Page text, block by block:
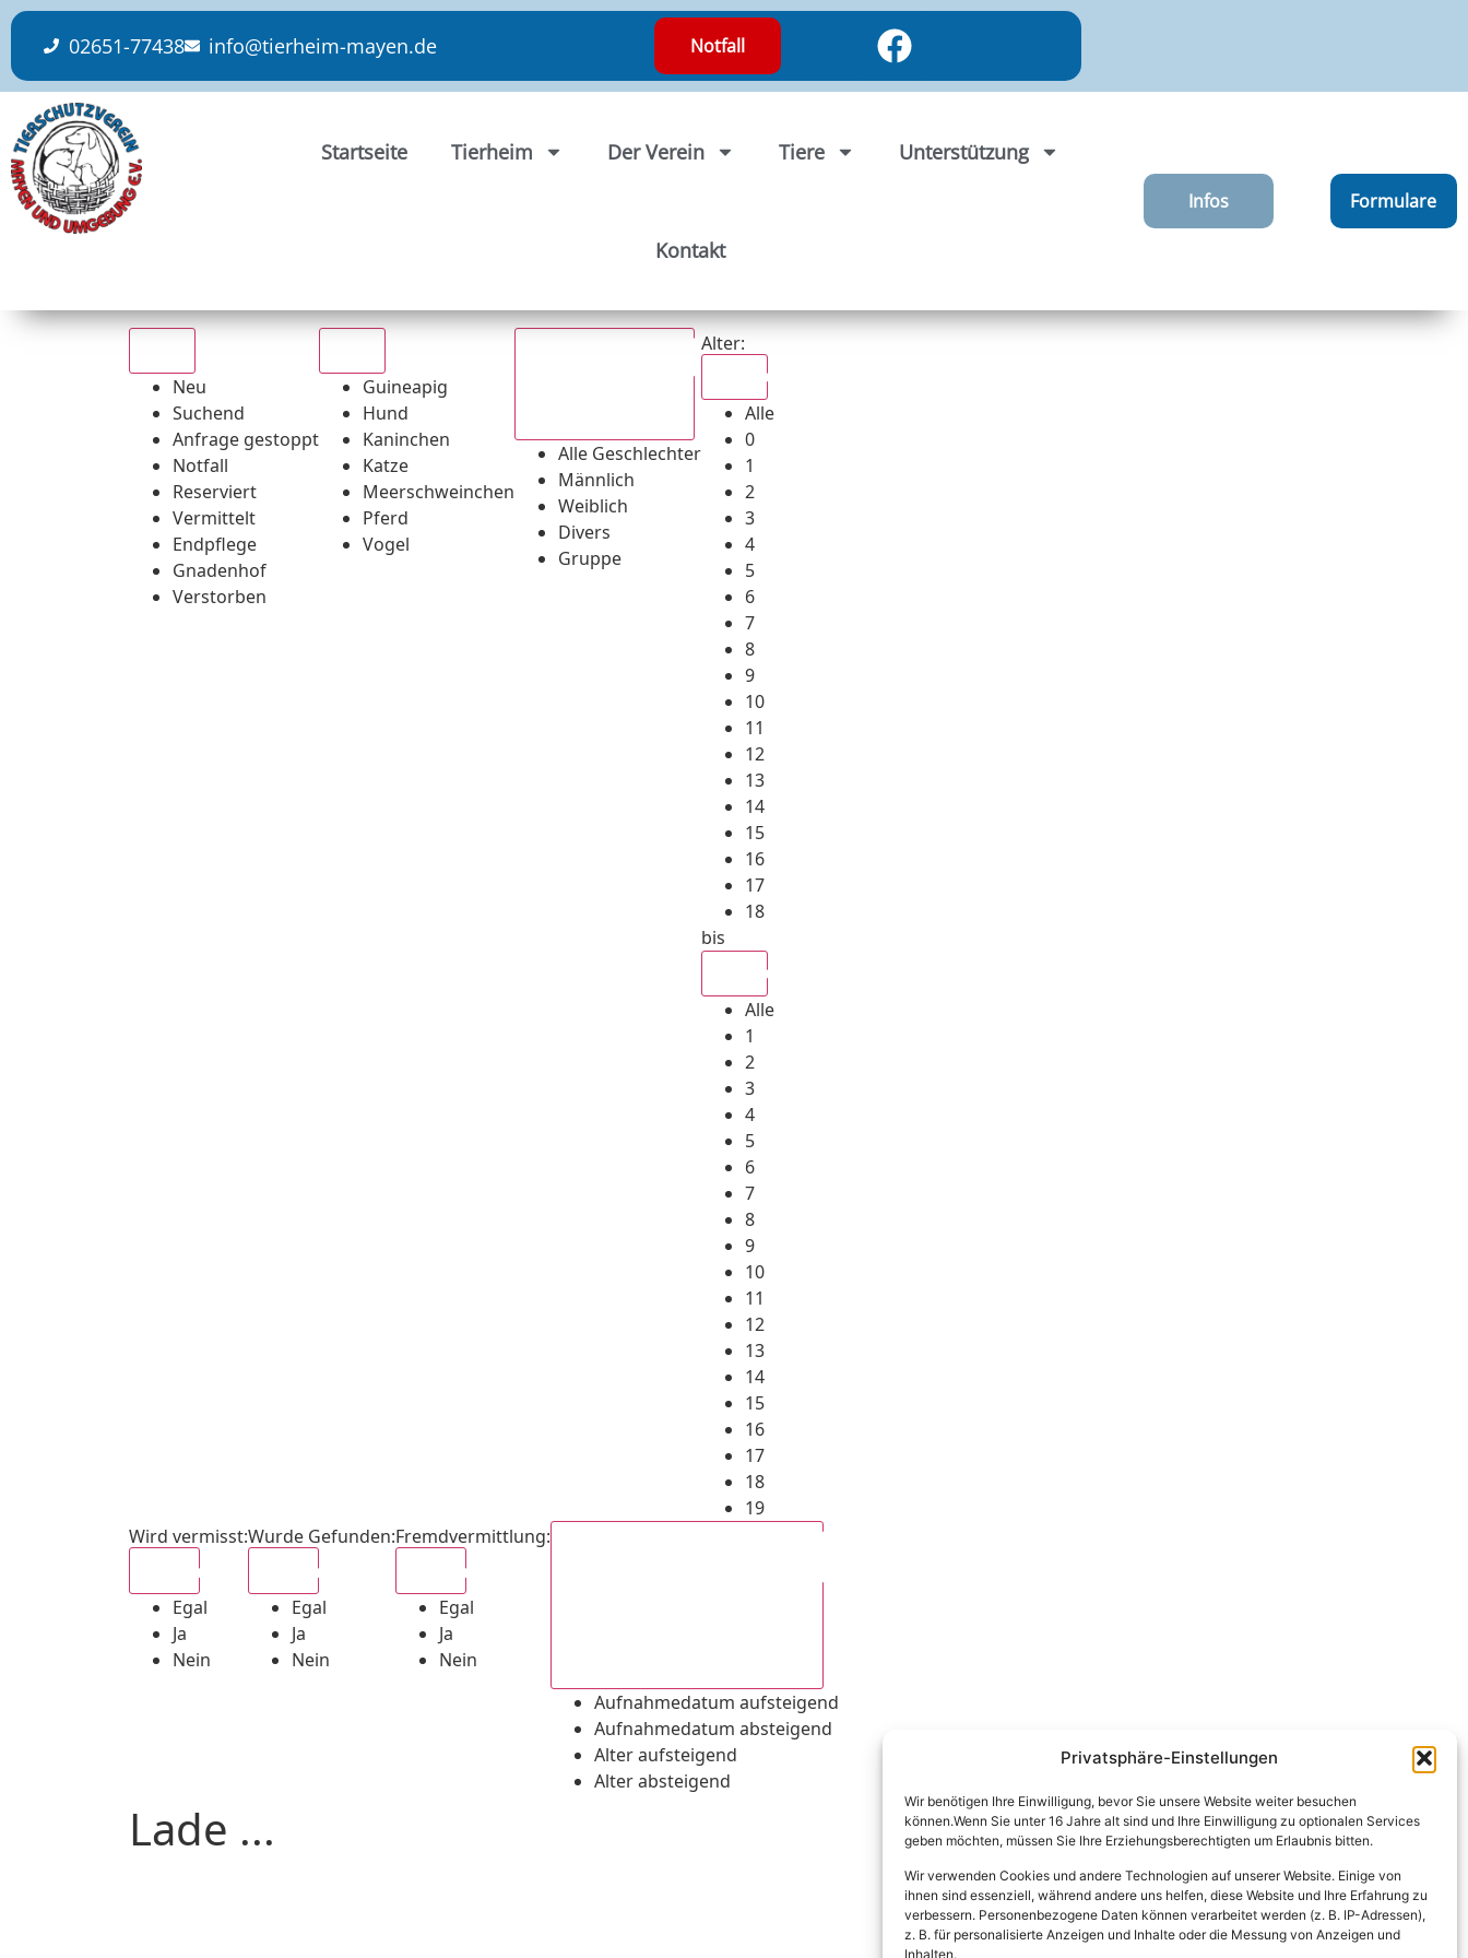
Privatsphäre-Einstellungen
Wir benötigen Ihre Einwilligung, bevor Sie unsere Website weiter besuchen
können.Wenn Sie unter 16 Jahre alt sind und Ihre Einwilligung zu optionalen Services
geben möchten, müssen Sie Ihre Erziehungsberechtigten um Erlaubnis bitten.
Wir verwenden Cookies und andere Technologien auf unserer Website. Einige von
ihnen sind essenziell, während andere uns helfen, diese Website und Ihre Erfahrung zu
verbessern. Personenbezogene Daten können verarbeitet werden (z. B. IP-Adressen),
z. B. für personalisierte Anzeigen und Inhalte oder die Messung von Anzeigen und
Inhalten.
content
02651-77438 info@tierheim-mayen.de Notfall
Startseite Tierheim Der Verein Tiere Unterstützung
Kontakt
Infos Formulare
Neu
Suchend
Anfrage gestoppt
Notfall
Reserviert
Vermittelt
Endpflege
Gnadenhof
Verstorben
Guineapig
Hund
Kaninchen
Katze
Meerschweinchen
Pferd
Vogel
Alle Geschlechter
Männlich
Weiblich
Divers
Gruppe
Alter:
Alle
0
1
2
3
4
5
6
7
8
9
10
11
12
13
14
15
16
17
18
bis
Alle
1
2
3
4
5
6
7
8
9
10
11
12
13
14
15
16
17
18
19
Wird vermisst:
Egal
Ja
Nein
Wurde Gefunden:
Egal
Ja
Nein
Fremdvermittlung:
Egal
Ja
Nein
Aufnahmedatum aufsteigend
Aufnahmedatum absteigend
Alter aufsteigend
Alter absteigend
Lade ...